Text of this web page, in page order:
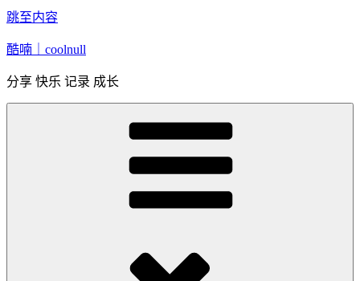
跳至内容
酷喃｜coolnull
分享 快乐 记录 成长